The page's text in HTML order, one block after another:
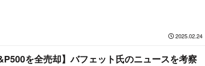
2025.02.24
を全売却】バフェット氏のニュースを考察